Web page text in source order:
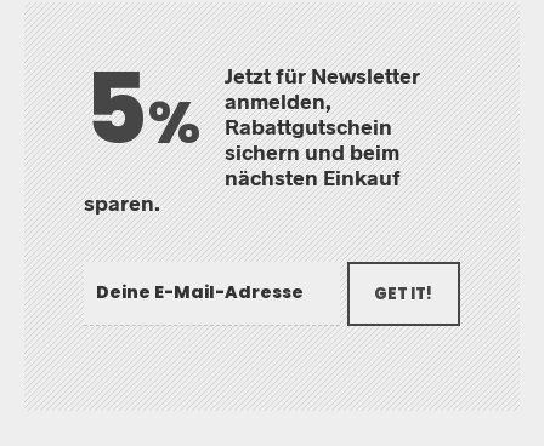
5%
Jetzt für Newsletter
anmelden,
Rabattgutschein
sichern und beim
nächsten Einkauf
sparen.
GET IT!